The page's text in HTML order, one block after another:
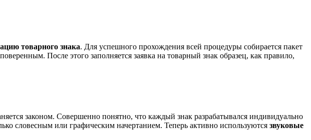
товарного знака. Для успешного прохождения всей процедуры собирается пакет
После этого заполняется заявка на товарный знак образец, как правило,
законом. Совершенно понятно, что каждый знак разрабатывался индивидуально
словесным или графическим начертанием. Теперь активно используются звуковые